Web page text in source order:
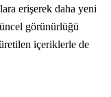
erişerek daha yeni
görünürlüğü
içeriklerle de